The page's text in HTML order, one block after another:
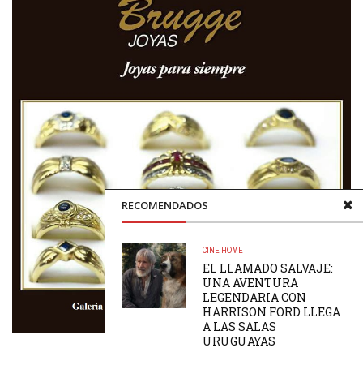
RECOMENDADOS
CINE HOME
EL LLAMADO SALVAJE:
UNA AVENTURA
LEGENDARIA CON
HARRISON FORD LLEGA
A LAS SALAS
URUGUAYAS